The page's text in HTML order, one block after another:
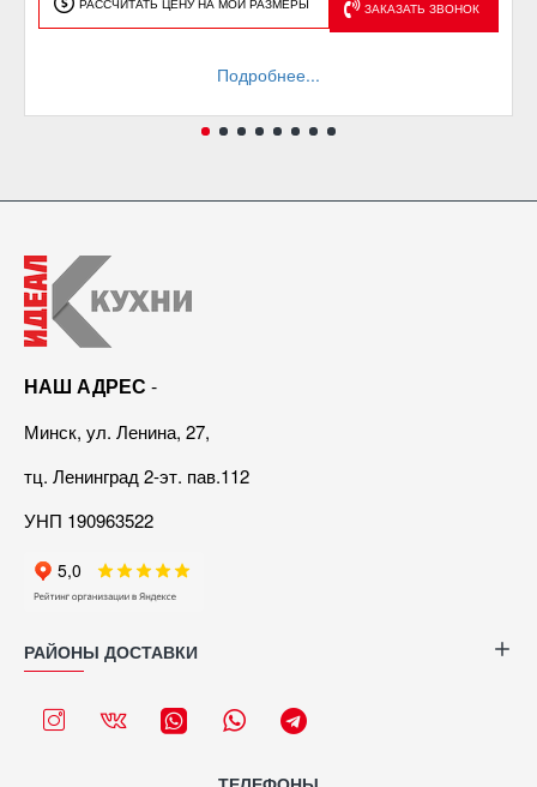
ЗАКАЗАТЬ ЗВОНОК
Подробнее...
НАШ АДРЕС -
Минск, ул. Ленина, 27,
тц. Ленинград 2-эт. пав.112
УНП 190963522
РАЙОНЫ ДОСТАВКИ